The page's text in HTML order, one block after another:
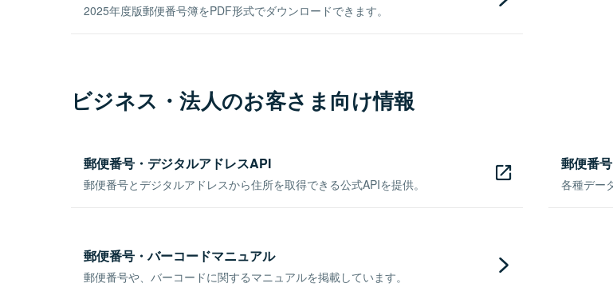
2025年度版郵便番号簿をPDF形式でダウンロードできます。
ビジネス・法人のお客さま向け情報
郵便番号・デジタルアドレスAPI
郵便番号とデジタルアドレスから住所を取得できる公式APIを提供。
郵便番
各種デー
郵便番号・バーコードマニュアル
郵便番号や、バーコードに関するマニュアルを掲載しています。